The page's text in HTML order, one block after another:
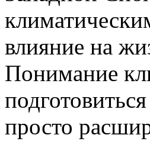
влияние на
Понимание
просто